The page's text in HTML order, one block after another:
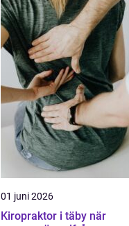
01 juni 2026
Kiropraktor i täby när